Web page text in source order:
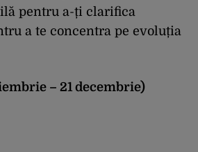
pentru a-ți clarifica
a te concentra pe evoluția
– 21 decembrie)